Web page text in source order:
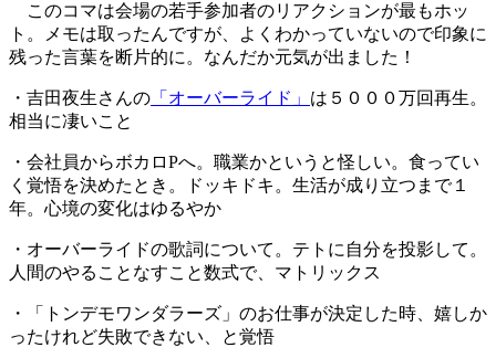
このコマは会場の若手参加者のリアクションが最もホッ
ト。メモは取ったんですが、よくわかっていないので印象に
残った言葉を断片的に。なんだか元気が出ました！
・吉田夜生さんの 「オーバーライド」 は５０００万回再生。
相当に凄いこと
・会社員からボカロPへ。職業かというと怪しい。食ってい
く覚悟を決めたとき。ドッキドキ。生活が成り立つまで１
年。心境の変化はゆるやか
・オーバーライドの歌詞について。テトに自分を投影して。
人間のやることなすこと数式で、マトリックス
・「トンデモワンダラーズ」のお仕事が決定した時、嬉しか
ったけれど失敗できない、と覚悟